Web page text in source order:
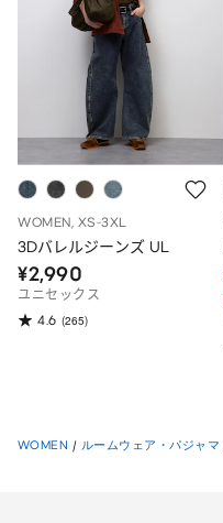
WOMEN, XS-3XL
3Dバレルジーンズ UL
¥2,990
ユニセックス
4.6 (265)
WOMEN / ルームウェア・パジャマ